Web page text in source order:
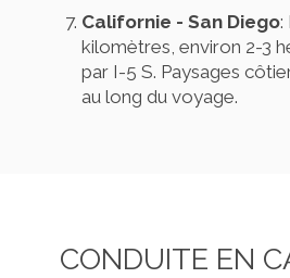
Californie - San Diego:
kilomètres, environ 2-3
par I-5 S. Paysages
au long du voyage.
CONDUITE EN